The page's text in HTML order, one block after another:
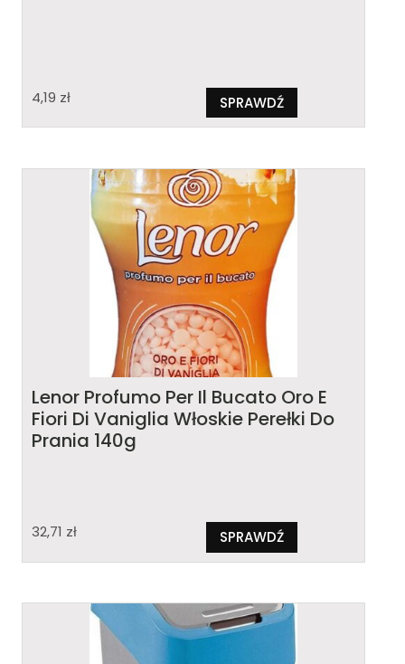
4,19 zł SPRAWDŹ
Lenor Profumo Per Il Bucato Oro E
Fiori Di Vaniglia Włoskie Perełki Do
Prania 140g
32,71 zł SPRAWDŹ